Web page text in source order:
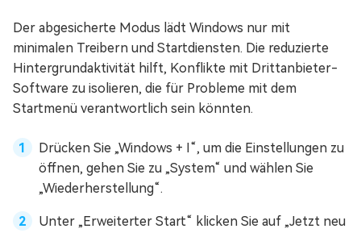
Der abgesicherte Modus lädt Windows nur mit
minimalen Treibern und Startdiensten. Die reduzierte
Hintergrundaktivität hilft, Konflikte mit Drittanbieter-
Software zu isolieren, die für Probleme mit dem
Startmenü verantwortlich sein könnten.
Drücken Sie „Windows + I“, um die Einstellungen zu
öffnen, gehen Sie zu „System“ und wählen Sie
„Wiederherstellung“.
Unter „Erweiterter Start“ klicken Sie auf „Jetzt neu